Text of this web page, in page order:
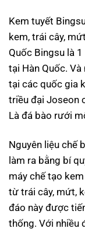
Kem tuyết
kem, trái cây,
Quốc Bingsu là
tại Hàn Quốc.
tại các quốc gia
triều đại Joseon
Là đá bào rưới
Nguyên liệu chế
làm ra bằng bí
máy chế tạo
từ trái cây, mứt,
đáo này được
thống. Với nhiều